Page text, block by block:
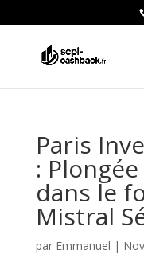
Paris
:
dans le
Mistral
par Emmanuel |